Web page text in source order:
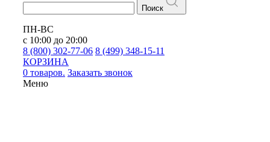
Поиск
ПН-ВС
с 10:00 до 20:00
8 (800) 302-77-06 8 (499) 348-15-11
КОРЗИНА
0 товаров. Заказать звонок
Меню